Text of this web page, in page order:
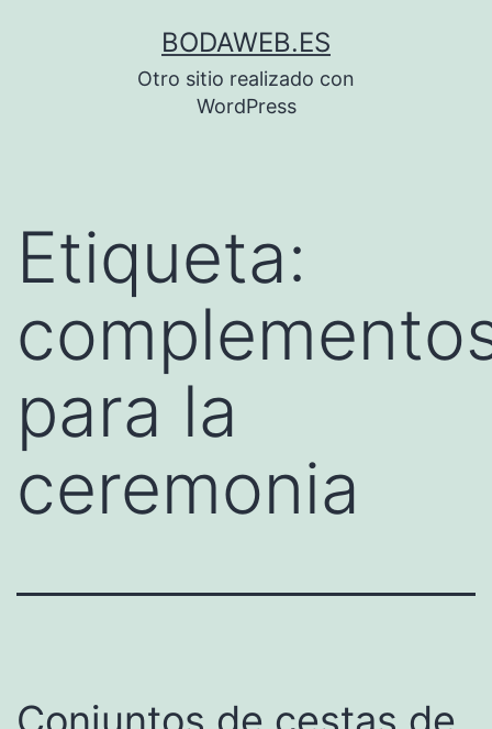
BODAWEB.ES
Otro sitio realizado con
WordPress
Etiqueta:
para la
ceremonia